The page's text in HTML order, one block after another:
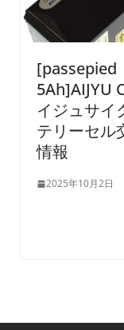
[passepied
5Ah]AIJYU
イジュサイ
テリーセル
情報
2025年10月2日